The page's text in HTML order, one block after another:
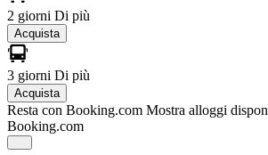
2 giorni Di più
Acquista
3 giorni Di più
Acquista
Resta con Booking.com Mostra alloggi
Booking.com